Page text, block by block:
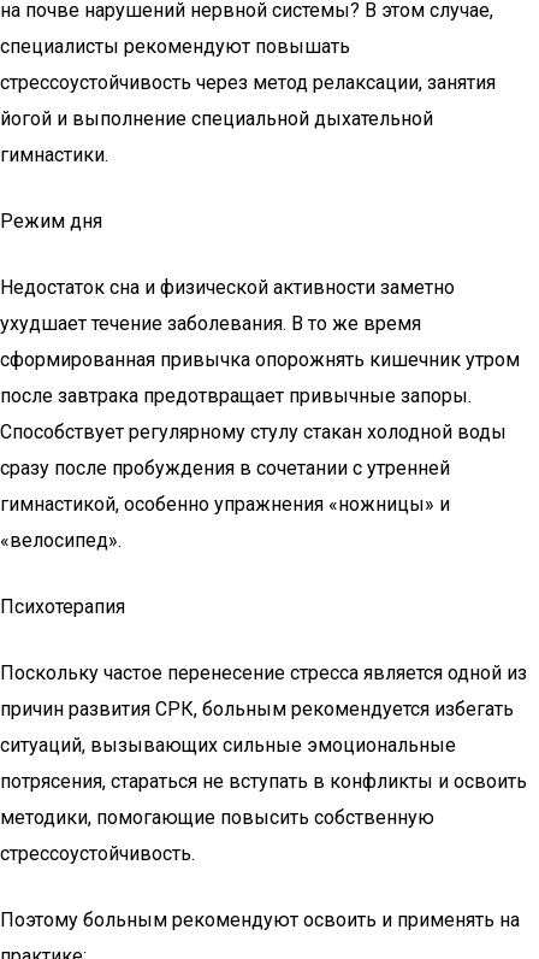
на почве нарушений нервной системы? В этом случае,
специалисты рекомендуют повышать
стрессоустойчивость через метод релаксации, занятия
йогой и выполнение специальной дыхательной
гимнастики.
Режим дня
Недостаток сна и физической активности заметно
ухудшает течение заболевания. В то же время
сформированная привычка опорожнять кишечник утром
после завтрака предотвращает привычные запоры.
Способствует регулярному стулу стакан холодной воды
сразу после пробуждения в сочетании с утренней
гимнастикой, особенно упражнения «ножницы» и
«велосипед».
Психотерапия
Поскольку частое перенесение стресса является одной из
причин развития СРК, больным рекомендуется избегать
ситуаций, вызывающих сильные эмоциональные
потрясения, стараться не вступать в конфликты и освоить
методики, помогающие повысить собственную
стрессоустойчивость.
Поэтому больным рекомендуют освоить и применять на